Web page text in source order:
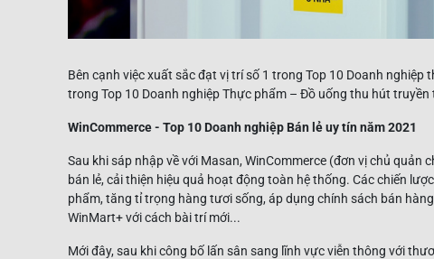
Bên cạnh việc xuất sắc đạt vị trí số 1 trong Top 10 Doanh
trong Top 10 Doanh nghiệp Thực phẩm – Đồ uống thu hút truyền
WinCommerce - Top 10 Doanh nghiệp Bán lẻ uy tín năm 2021
Sau khi sáp nhập về với Masan, WinCommerce (đơn vị chủ
bán lẻ, cải thiện hiệu quả hoạt động toàn hệ thống. Các chiến
phẩm, tăng tỉ trọng hàng tươi sống, áp dụng chính sách bán
WinMart+ với cách bài trí mới...
Mới đây, sau khi công bố lấn sân sang lĩnh vực viễn thông với